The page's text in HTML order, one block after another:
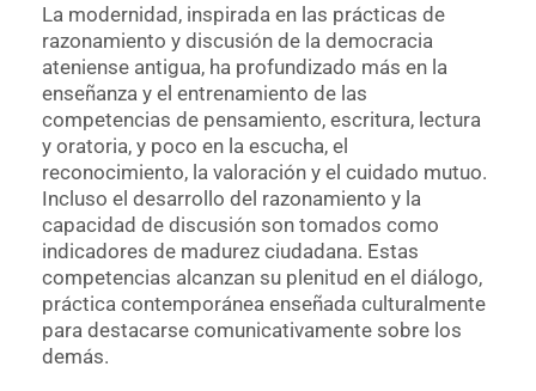
La modernidad, inspirada en las prácticas de
razonamiento y discusión de la democracia
ateniense antigua, ha profundizado más en la
enseñanza y el entrenamiento de las
competencias de pensamiento, escritura, lectura
y oratoria, y poco en la escucha, el
reconocimiento, la valoración y el cuidado mutuo.
Incluso el desarrollo del razonamiento y la
capacidad de discusión son tomados como
indicadores de madurez ciudadana. Estas
competencias alcanzan su plenitud en el diálogo,
práctica contemporánea enseñada culturalmente
para destacarse comunicativamente sobre los
demás.